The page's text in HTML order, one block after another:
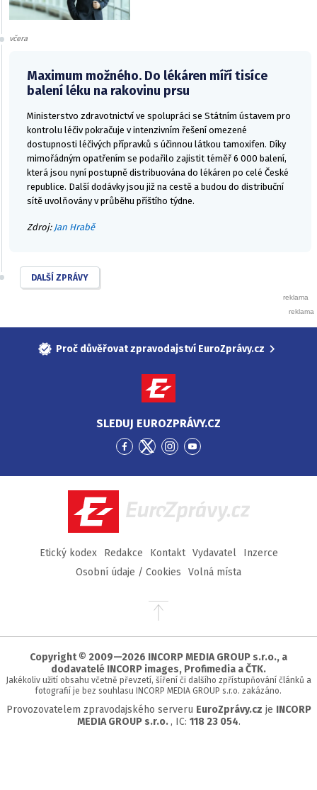
včera
Maximum možného. Do lékáren míří tisíce
balení léku na rakovinu prsu
Ministerstvo zdravotnictví ve spolupráci se Státním ústavem pro
kontrolu léčiv pokračuje v intenzivním řešení omezené
dostupnosti léčivých přípravků s účinnou látkou tamoxifen. Díky
mimořádným opatřením se podařilo zajistit téměř 6 000 balení,
která jsou nyní postupně distribuována do lékáren po celé České
republice. Další dodávky jsou již na cestě a budou do distribuční
sítě uvolňovány v průběhu příštího týdne.
Zdroj: Jan Hrabě
DALŠÍ ZPRÁVY
Proč důvěřovat zpravodajství EuroZprávy.cz
SLEDUJ EUROZPRÁVY.CZ
Přejít
Facebook
Přejít
Twitter
Přejít
Instagram
Přejít
YouTube
EuroZprávy.cz
Etický kodex Redakce Kontakt Vydavatel
Inzerce
Osobní údaje / Cookies
Volná místa
Přejít
stránky
Copyright © 2009—2026 INCORP MEDIA GROUP s.r.o., a
dodavatelé INCORP images, Profimedia a ČTK.
Jakékoliv užití obsahu včetně převzetí, šíření či dalšího zpřístupňování článků a
fotografií je bez souhlasu INCORP MEDIA GROUP s.r.o. zakázáno.
Provozovatelem zpravodajského serveru EuroZprávy.cz je INCORP
MEDIA GROUP s.r.o. , IC: 118 23 054.